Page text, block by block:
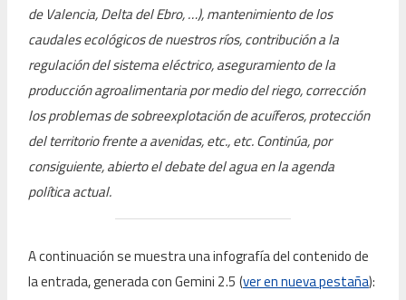
de Valencia, Delta del Ebro, …), mantenimiento de los
caudales ecológicos de nuestros ríos, contribución a la
regulación del sistema eléctrico, aseguramiento de la
producción agroalimentaria por medio del riego, corrección
los problemas de sobreexplotación de acuíferos, protección
del territorio frente a avenidas, etc., etc. Continúa, por
consiguiente, abierto el debate del agua en la agenda
política actual.
A continuación se muestra una infografía del contenido de
la entrada, generada con Gemini 2.5 (ver en nueva pestaña):